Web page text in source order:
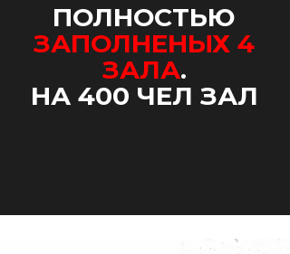
ПОЛНОСТЬЮ
ЗАПОЛНЕНЫХ 4
ЗАЛА.
НА 400 ЧЕЛ ЗАЛ